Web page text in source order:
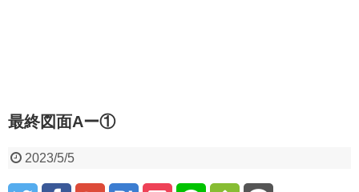
最終図面Aー①
2023/5/5